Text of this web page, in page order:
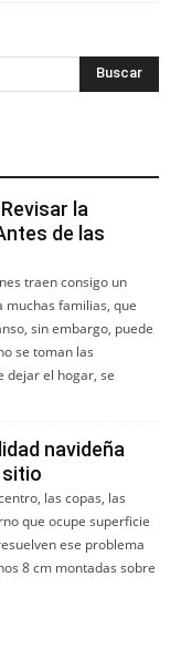
la
de las
traen consigo un
muchas familias, que
sin embargo, puede
se toman las
dejar el hogar, se
navideña
sitio
las copas, las
que ocupe superficie
ese problema
8 cm montadas sobre